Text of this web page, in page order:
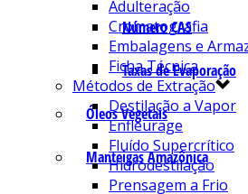
Número CAS
Taxas de Evaporação
Óleos Vegetais
Manteigas Amazônica
Adulteração
Cromatografia
Embalagens e
Ficha Técnica
Métodos de Extração
Destilação a Vapor
Enfleurage
Fluído Supercrítico
Hidrodestilação
Prensagem a Frio